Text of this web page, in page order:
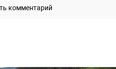
комментарий